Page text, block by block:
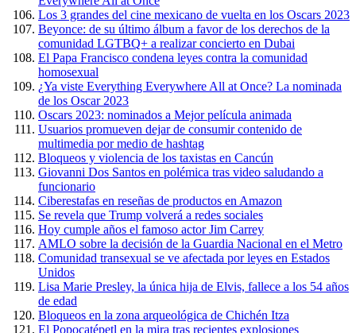
Los 3 grandes del cine mexicano de vuelta en los Oscars 2023
Beyonce: de su último álbum a favor de los derechos de la
comunidad LGTBQ+ a realizar concierto en Dubai
El Papa Francisco condena leyes contra la comunidad
homosexual
¿Ya viste Everything Everywhere All at Once? La nominada
de los Oscar 2023
Oscars 2023: nominados a Mejor película animada
Usuarios promueven dejar de consumir contenido de
multimedia por medio de hashtag
Bloqueos y violencia de los taxistas en Cancún
Giovanni Dos Santos en polémica tras video saludando a
funcionario
Ciberestafas en reseñas de productos en Amazon
Se revela que Trump volverá a redes sociales
Hoy cumple años el famoso actor Jim Carrey
AMLO sobre la decisión de la Guardia Nacional en el Metro
Comunidad transexual se ve afectada por leyes en Estados
Unidos
Lisa Marie Presley, la única hija de Elvis, fallece a los 54 años
de edad
Bloqueos en la zona arqueológica de Chichén Itza
El Popocatépetl en la mira tras recientes explosiones